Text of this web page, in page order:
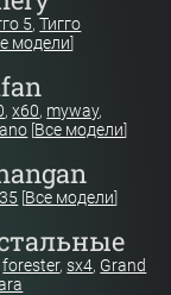
5,Тигго
модели]
,x60, myway,
[Все модели]
[Все модели]
forester,sx4, Grand